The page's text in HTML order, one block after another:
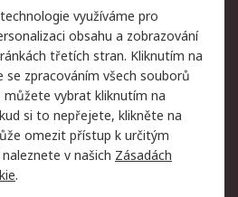
Obchodní podmínky
společnosti RS
Zabezpečení
elektronické pošty
Zásady ochrany
osobních údajů
využíváme pro
obsahu a zobrazování
třetích stran. Kliknutím na
se zpracováním všech souborů
můžete vybrat kliknutím na
si to nepřejete, klikněte na
omezit přístup k určitým
v našich Zásadách
.